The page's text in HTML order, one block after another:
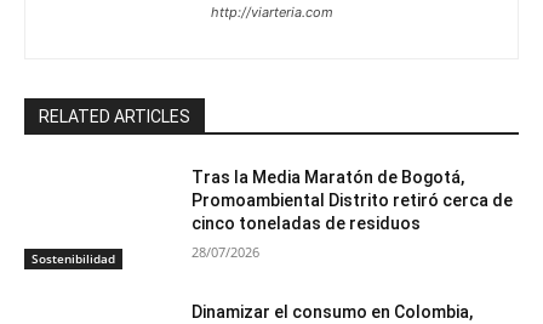
http://viarteria.com
RELATED ARTICLES
Sostenibilidad
Tras la Media Maratón de Bogotá,
Promoambiental Distrito retiró cerca de
cinco toneladas de residuos
28/07/2026
Dinamizar el consumo en Colombia,